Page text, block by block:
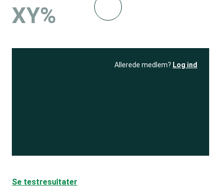
XY%
Allerede medlem? Log ind
Se testresultater